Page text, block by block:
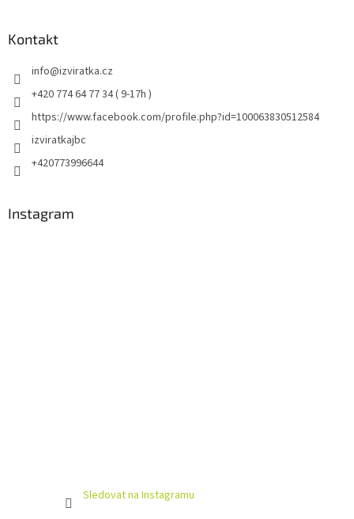
Kontakt
info@izviratka.cz
+420 774 64 77 34 ( 9-17h )
https://www.facebook.com/profile.php?id=100063830512584
izviratkajbc
+420773996644
Instagram
Sledovat na Instagramu